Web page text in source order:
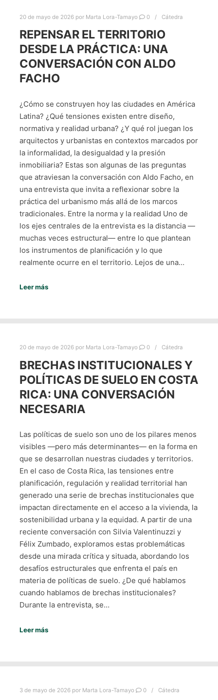
20 de mayo de 2026 por Marta Lora-Tamayo 0 Cátedra
REPENSAR EL TERRITORIO
DESDE LA PRÁCTICA: UNA
CONVERSACIÓN CON ALDO
FACHO
¿Cómo se construyen hoy las ciudades en América
Latina? ¿Qué tensiones existen entre diseño,
normativa y realidad urbana? ¿Y qué rol juegan los
arquitectos y urbanistas en contextos marcados por
la informalidad, la desigualdad y la presión
inmobiliaria? Estas son algunas de las preguntas
que atraviesan la conversación con Aldo Facho, en
una entrevista que invita a reflexionar sobre la
práctica del urbanismo más allá de los marcos
tradicionales. Entre la norma y la realidad Uno de
los ejes centrales de la entrevista es la distancia —
muchas veces estructural— entre lo que plantean
los instrumentos de planificación y lo que
realmente ocurre en el territorio. Lejos de una…
Leer más
20 de mayo de 2026 por Marta Lora-Tamayo 0 Cátedra
BRECHAS INSTITUCIONALES Y
POLÍTICAS DE SUELO EN COSTA
RICA: UNA CONVERSACIÓN
NECESARIA
Las políticas de suelo son uno de los pilares menos
visibles —pero más determinantes— en la forma en
que se desarrollan nuestras ciudades y territorios.
En el caso de Costa Rica, las tensiones entre
planificación, regulación y realidad territorial han
generado una serie de brechas institucionales que
impactan directamente en el acceso a la vivienda, la
sostenibilidad urbana y la equidad. A partir de una
reciente conversación con Silvia Valentinuzzi y
Félix Zumbado, exploramos estas problemáticas
desde una mirada crítica y situada, abordando los
desafíos estructurales que enfrenta el país en
materia de políticas de suelo. ¿De qué hablamos
cuando hablamos de brechas institucionales?
Durante la entrevista, se…
Leer más
3 de mayo de 2026 por Marta Lora-Tamayo 0 Cátedra